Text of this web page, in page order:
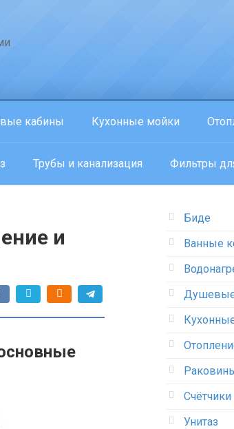
кабины Кухонные мойки
Трубы и канализация Фильтры
и
Биде
Ванные
Унитаз